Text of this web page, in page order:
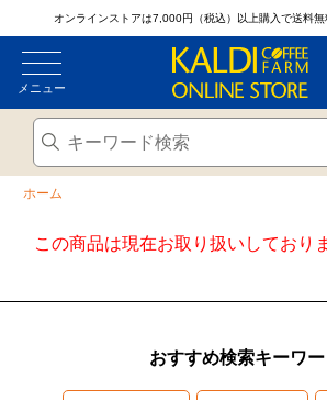
オンラインストアは7,000円（税込）以上購入で送料無
メニュー
ホーム
この商品は現在お取り扱いしており
おすすめ検索キーワー